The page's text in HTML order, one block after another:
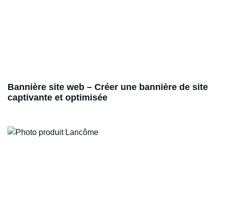
Bannière site web – Créer une bannière de site
captivante et optimisée